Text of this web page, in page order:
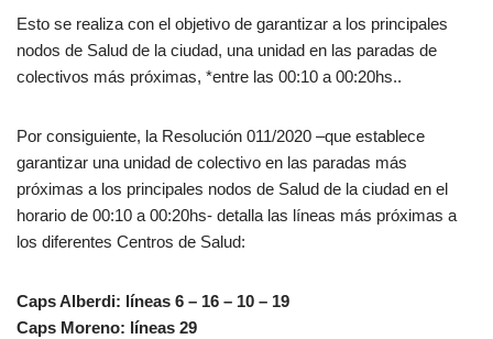
Esto se realiza con el objetivo de garantizar a los principales
nodos de Salud de la ciudad, una unidad en las paradas de
colectivos más próximas, *entre las 00:10 a 00:20hs..
Por consiguiente, la Resolución 011/2020 –que establece
garantizar una unidad de colectivo en las paradas más
próximas a los principales nodos de Salud de la ciudad en el
horario de 00:10 a 00:20hs- detalla las líneas más próximas a
los diferentes Centros de Salud:
Caps Alberdi: líneas 6 – 16 – 10 – 19
Caps Moreno: líneas 29